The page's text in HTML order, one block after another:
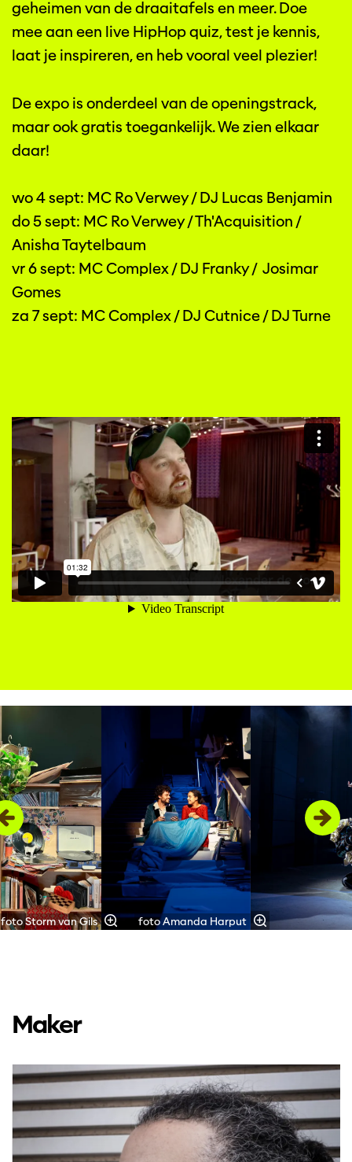
geheimen van de draaitafels en meer. Doe
mee aan een live HipHop quiz, test je kennis,
laat je inspireren, en heb vooral veel plezier!
De expo is onderdeel van de openingstrack,
maar ook gratis toegankelijk. We zien elkaar
daar!
wo 4 sept: MC Ro Verwey / DJ Lucas Benjamin
do 5 sept: MC Ro Verwey / Th'Acquisition /
Anisha Taytelbaum
vr 6 sept: MC Complex / DJ Franky / Josimar
Gomes
za 7 sept: MC Complex / DJ Cutnice / DJ Turne
foto Storm van Gils foto Amanda Harput
Inzoomen
Maker